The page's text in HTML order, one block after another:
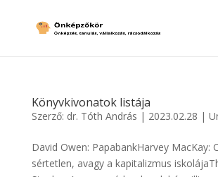
Könyvkivonatok listája
Szerző: dr. Tóth András | 2023.02.28 |
David Owen: PapabankHarvey MacKay:
sértetlen, avagy a kapitalizmus